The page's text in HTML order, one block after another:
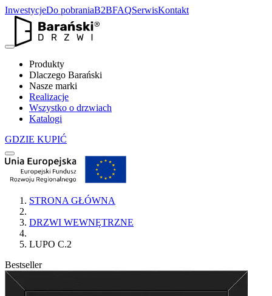
InwestycjeDo pobraniaB2BFAQSerwisKontakt
Produkty
Dlaczego Barański
Nasze marki
Realizacje
Wszystko o drzwiach
Katalogi
GDZIE KUPIĆ
STRONA GŁÓWNA
DRZWI WEWNĘTRZNE
LUPO C.2
Bestseller